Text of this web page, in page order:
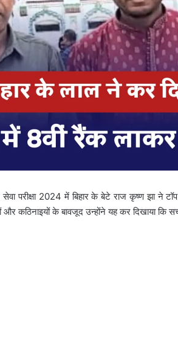
सेवा परीक्षा 2024 में बिहार के बेटे राज कृष्ण झा ने
और कठिनाइयों के बावजूद उन्होंने यह कर दिखाया कि